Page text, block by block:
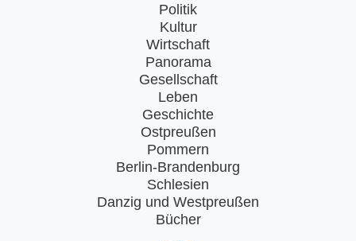
Politik
Kultur
Wirtschaft
Panorama
Gesellschaft
Leben
Geschichte
Ostpreußen
Pommern
Berlin-Brandenburg
Schlesien
Danzig und Westpreußen
Bücher